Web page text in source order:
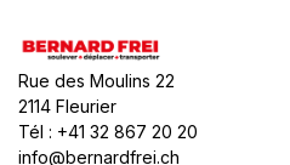
Rue des Moulins 22
2114 Fleurier
Tél : +41 32 867 20 20
info@bernardfrei.ch